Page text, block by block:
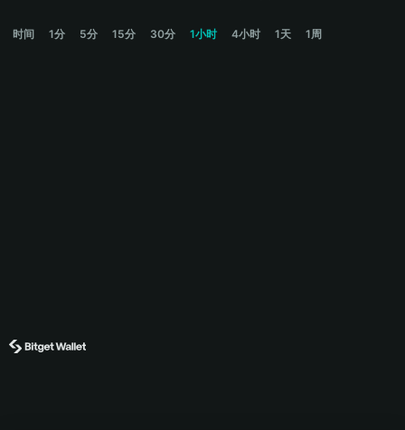
时间 1分 5分 15分 30分 1小时 4小时 1天 1周